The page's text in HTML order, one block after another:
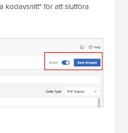
kodavsnitt" för att slutföra